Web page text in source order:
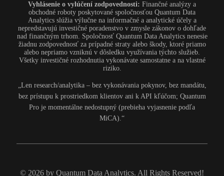
Vyhlásenie o vylúčení zodpovednosti: Finančné analýzy a
obchodné roboty poskytované spoločnosťou Quantum Data
Analytics slúžia výlučne na informačné a analytické účely a
nepredstavujú investičné poradenstvo v zmysle zákonov o dohľade
nad finančným trhom. Spoločnosť Quantum Data Analytics nenesie
žiadnu zodpovednosť za prípadné straty alebo škody, ktoré priamo
alebo nepriamo vzniknú v dôsledku využívania týchto služieb.
Všetky investičné rozhodnutia vykonávate samostatne a na vlastné
riziko.
„Len research/analytika – bez vykonávania pokynov, bez mandátu,
bez prístupu k prostriedkom klientov ani k API kľúčom; Quantum
Pro je momentálne nedostupný (prebieha vyjasnenie podľa
MiCA).“
© 2026 by Quantum Data Analytics. All Rights Reserved!